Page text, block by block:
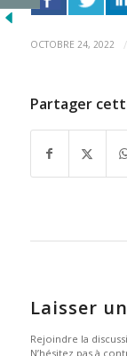
OCTOBRE 24, 2022 /
Partager
Laisser
Rejoindre la
N’hésitez pas à